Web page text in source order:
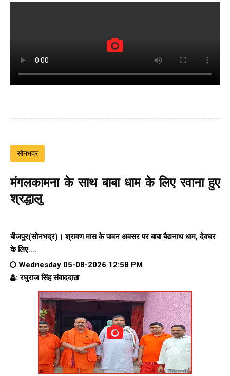
सोनभद्र
मंगलकामना के साथ बाबा धाम के लिए रवाना हुए
श्रद्धालु
बीजपुर(सोनभद्र)। श्रावण मास के पावन अवसर पर बाबा बैद्यनाथ धाम, देवघर
के लिए....
Wednesday 05-08-2026 12:58 PM
: रघुराज सिंह संवाददाता